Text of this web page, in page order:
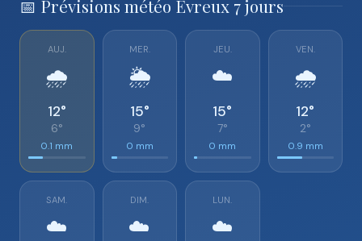
📅 Prévisions météo Évreux 7 jours
AUJ.
🌧️
12°
6°
0.1 mm
MER.
🌦️
15°
9°
0 mm
JEU.
☁️
15°
7°
0 mm
VEN.
🌧️
12°
2°
0.9 mm
SAM.
☁️
DIM.
☁️
LUN.
☁️